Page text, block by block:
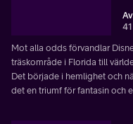
Mot alla odds förvandlar
träskområde i Florida till
Det började i hemlighet och
det en triumf för fantasin och